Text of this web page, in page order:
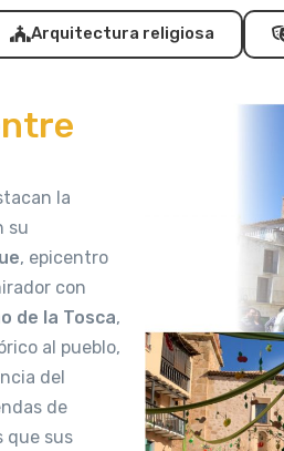
Arquitectura religiosa
la
su
, epicentro
con
de la Tosca,
al pueblo,
del
de
que sus